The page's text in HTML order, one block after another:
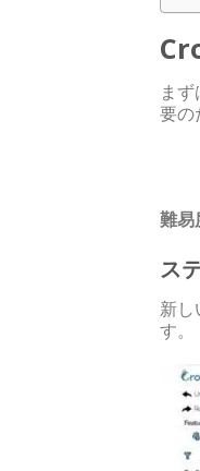
ま
要の
難易
ス
新し
す。